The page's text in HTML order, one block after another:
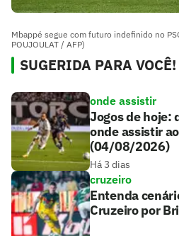
Mbappé segue com futuro indefinido no
POUJOULAT / AFP)
SUGERIDA PARA VOCÊ!
onde assistir
Jogos de hoje:
onde assistir
(04/08/2026)
Há 3 dias
cruzeiro
Entenda
Cruzeiro por